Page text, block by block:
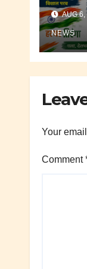
युवानेते
गायन
AUG 6,
NEWS
Your
Comment